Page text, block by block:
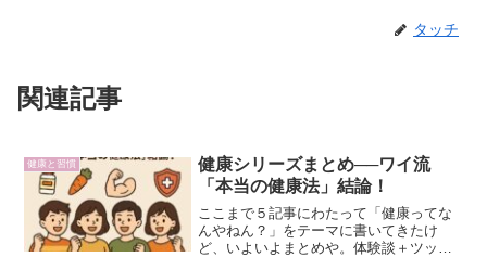
タッチ
関連記事
健康と習慣
健康シリーズまとめ──ワイ流
「本当の健康法」結論！
ここまで５記事にわたって「健康ってな
んやねん？」をテーマに書いてきたけ
ど、いよいよまとめや。体験談＋ツッコ